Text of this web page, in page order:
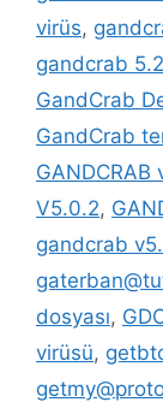
virüs,
gandcrab
GandCrab
GandCrab
GANDCRAB
V5.0.2,
gandcrab
dosyası,
virüsü,